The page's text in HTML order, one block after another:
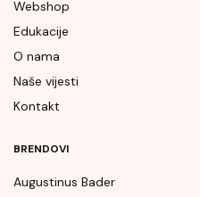
Webshop
Edukacije
O nama
Naše vijesti
Kontakt
BRENDOVI
Augustinus Bader